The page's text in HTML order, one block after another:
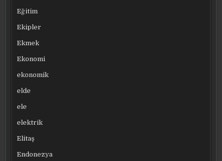
Eğitim
Ekipler
Ekmek
Ekonomi
ekonomik
elde
ele
elektrik
Elitaş
Endonezya